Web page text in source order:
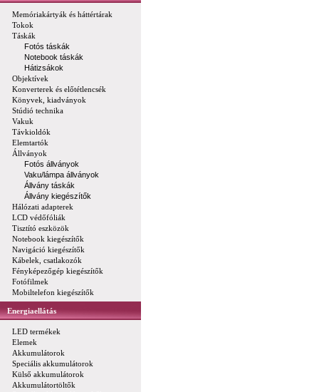
Memóriakártyák és háttértárak
Tokok
Táskák
Fotós táskák
Notebook táskák
Hátizsákok
Objektívek
Konverterek és előtétlencsék
Könyvek, kiadványok
Stúdió technika
Vakuk
Távkioldók
Elemtartók
Állványok
Fotós állványok
Vaku/lámpa állványok
Állvány táskák
Állvány kiegészítők
Hálózati adapterek
LCD védőfóliák
Tisztító eszközök
Notebook kiegészítők
Navigáció kiegészítők
Kábelek, csatlakozók
Fényképezőgép kiegészítők
Fotófilmek
Mobiltelefon kiegészítők
Energiaellátás
LED termékek
Elemek
Akkumulátorok
Speciális akkumulátorok
Külső akkumulátorok
Akkumulátortöltők